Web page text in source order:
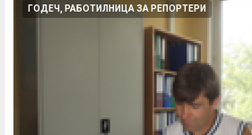
ГОДЕЧ, РАБОТИЛНИЦА ЗА РЕПОРТЕРИ